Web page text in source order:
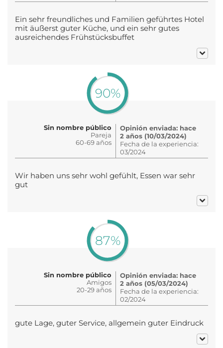
Ein sehr freundliches und Familien geführtes Hotel
mit äußerst guter Küche, und ein sehr gutes
ausreichendes Frühstücksbuffet
90%
Sin nombre público
Pareja
60-69 años
Opinión enviada: hace
2 años (10/03/2024)
Fecha de la experiencia:
03/2024
Wir haben uns sehr wohl gefühlt, Essen war sehr
gut
87%
Sin nombre público
Amigos
20-29 años
Opinión enviada: hace
2 años (05/03/2024)
Fecha de la experiencia:
02/2024
gute Lage, guter Service, allgemein guter Eindruck